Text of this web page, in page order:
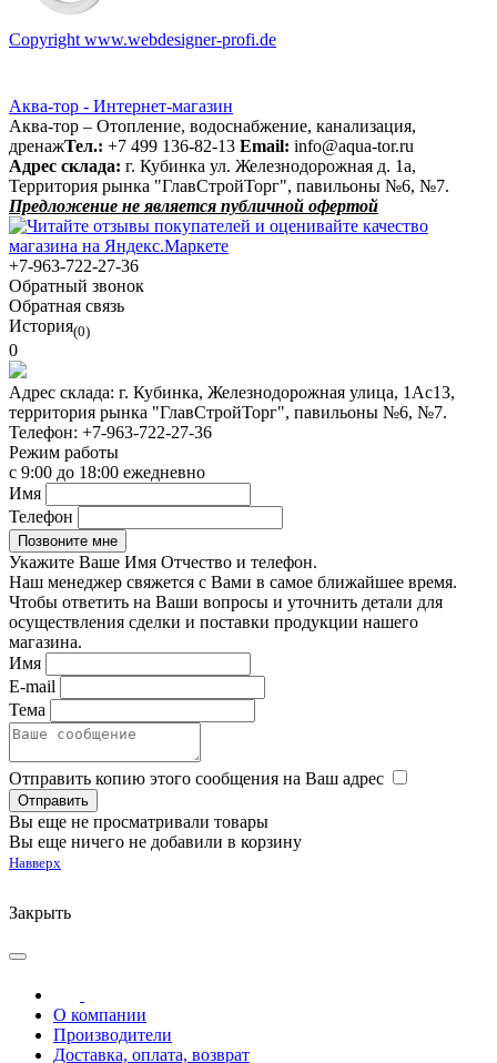
Copyright www.webdesigner-profi.de
Аква-тор - Интернет-магазин
Аква-тор – Отопление, водоснабжение, канализация,
дренажТел.: +7 499 136-82-13 Email: info@aqua-tor.ru
Адрес склада: г. Кубинка ул. Железнодорожная д. 1а,
Территория рынка "ГлавСтройТорг", павильоны №6, №7.
Предложение не является публичной офертой
+7-963-722-27-36
Обратный звонок
Обратная связь
История(0)
0
Адрес склада: г. Кубинка, Железнодорожная улица, 1Ас13,
территория рынка "ГлавСтройТорг", павильоны №6, №7.
Телефон: +7-963-722-27-36
Режим работы
с 9:00 до 18:00 ежедневно
Имя
Телефон
Укажите Ваше Имя Отчество и телефон.
Наш менеджер свяжется с Вами в самое ближайшее время.
Чтобы ответить на Ваши вопросы и уточнить детали для
осуществления сделки и поставки продукции нашего
магазина.
Имя
E-mail
Тема
Отправить копию этого сообщения на Ваш адрес
Вы еще не просматривали товары
Вы еще ничего не добавили в корзину
Навверх
Закрыть
О компании
Производители
Доставка, оплата, возврат